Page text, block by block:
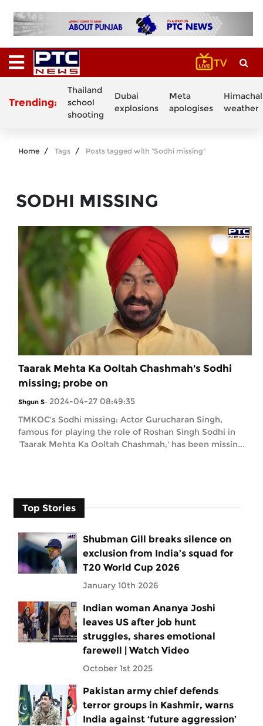
Trending:
Thailand
school
shooting
Dubai
explosions
Meta
apologises
Himachal
weather
Home Tags Posts tagged with "Sodhi missing"
SODHI MISSING
Taarak Mehta Ka Ooltah Chashmah's Sodhi
missing; probe on
Shgun S- 2024-04-27 08:49:35
TMKOC's Sodhi missing: Actor Gurucharan Singh,
famous for playing the role of Roshan Singh Sodhi in
'Taarak Mehta Ka Ooltah Chashmah,' has been missin...
Top Stories
Shubman Gill breaks silence on
exclusion from India’s squad for
T20 World Cup 2026
January 10th 2026
Indian woman Ananya Joshi
leaves US after job hunt
struggles, shares emotional
farewell | Watch Video
October 1st 2025
Pakistan army chief defends
terror groups in Kashmir, warns
India against ‘future aggression’